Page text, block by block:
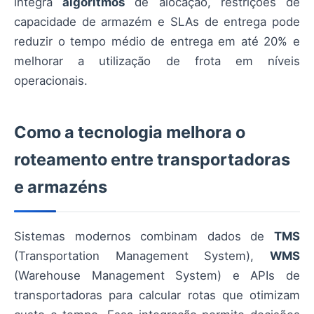
capacidade de armazém e SLAs de entrega pode
reduzir o tempo médio de entrega em até 20% e
melhorar a utilização de frota em níveis
operacionais.
Como a tecnologia melhora o
roteamento entre transportadoras
e armazéns
Sistemas modernos combinam dados de TMS
(Transportation Management System), WMS
(Warehouse Management System) e APIs de
transportadoras para calcular rotas que otimizam